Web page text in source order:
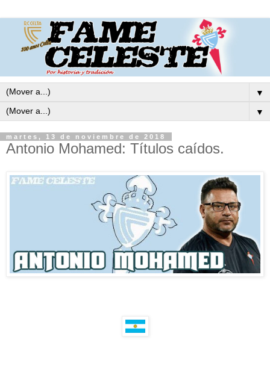
▼
▼
martes, 13 de noviembre de 2018
Antonio Mohamed: Títulos caídos.